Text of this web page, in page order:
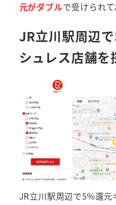
元がダブルで受けられて
JR立川駅周辺
シュレス店舗を
JR立川駅周辺で5%還